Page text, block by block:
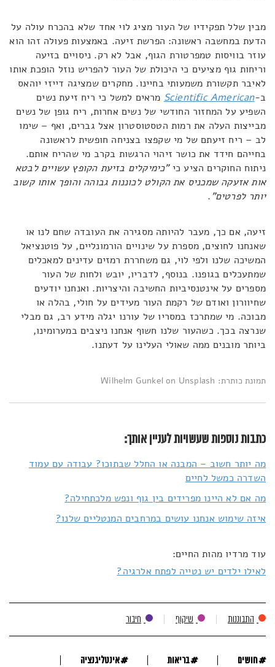
מבין שלל תפקידיו של העור מציג לוי אחד שלא בהכרח עולה על
הדעת במחשבה ראשונה: הפרשת זיעה. באמצעות פעולה זהו הוא
עוזר בוויסות טמפרטורת הגוף, אבל לא רק. ניסויים בזיעה
וריחות גוף מציעים כי היכולת של העור להפריש נוזל הופכת אותו
לאיבר תקשורת משמעותי בחיינו. מחקרים שמציגה דייזי יוהאס
ב-Scientific American מראים למשל כי ריח זיעת נשים
השפיע על המחזור החודשי של נשים אחרות, ריח גופן של נשים
מבייצות העלה את רמות הטסטוסטרון אצל גברים, ואף – שימו
לב – ריח זיעתם של מי שקפצו בצניחה חופשית לראשונה
בחייהם חידד את כושר זיהוי הרגשות בקרב מי שהריח אותם.
ניתוח החוקרים הציע כי"כימיקלים בזיעת הקופץ עשויים לבטא
אות אזעקה שמכניס את הקולט לכוננות גבוהה והופך אותו קשוב
יותר לפרטים".
זיעה, אם כך, מעבר להיותה מסגירה את העובדה שחם לנו או
שאנחנו לחוצים, מספרת על שינויים הורמונליים, על פוטנציאל
המשיכה שלנו ולפי לוי, גם משחררת רמזים עדינים למאכלים
שמתעכלים בגופנו. בנוסף, לדבריו, יובש ולחות של העור
מספרים על אינטנסיביות החשיבה והיצריות. ואנחנו יודעים
שחיוורון ואודם של רקמת העור מעידים על חולי, בהלה או
מבוכה. מי שמתרכז במסריו של עורנו יגלה מידע רב, גם מבלי
שנרצה בכך. כשהעור שלנו חשוף אנחנו ניצבים במערומינו,
ביותר מובנים ממה שאולי העלינו על דעתנו.
תמונת כותרת: Wilhelm Gunkel on Unsplash
כתבות נוספות שעשויות לעניין אותך:
מה יותר חשוב – המבנה או החלל שבתוכו? עבודה עם עמוד
השדרה כמשל לחיים
מה אם לא היינו מפרידים בין גוף ונפש מלכתחילה?
איזה שימוש אנחנו עושים במרחבים המנטליים שלנו?
עוד מרדיו מהות החיים:
לאילו ילדים יש נטייה לפתח אלרגיה?
התבוננות שיקוף חיבור
#חושים #בריאות #אינטליגנציה